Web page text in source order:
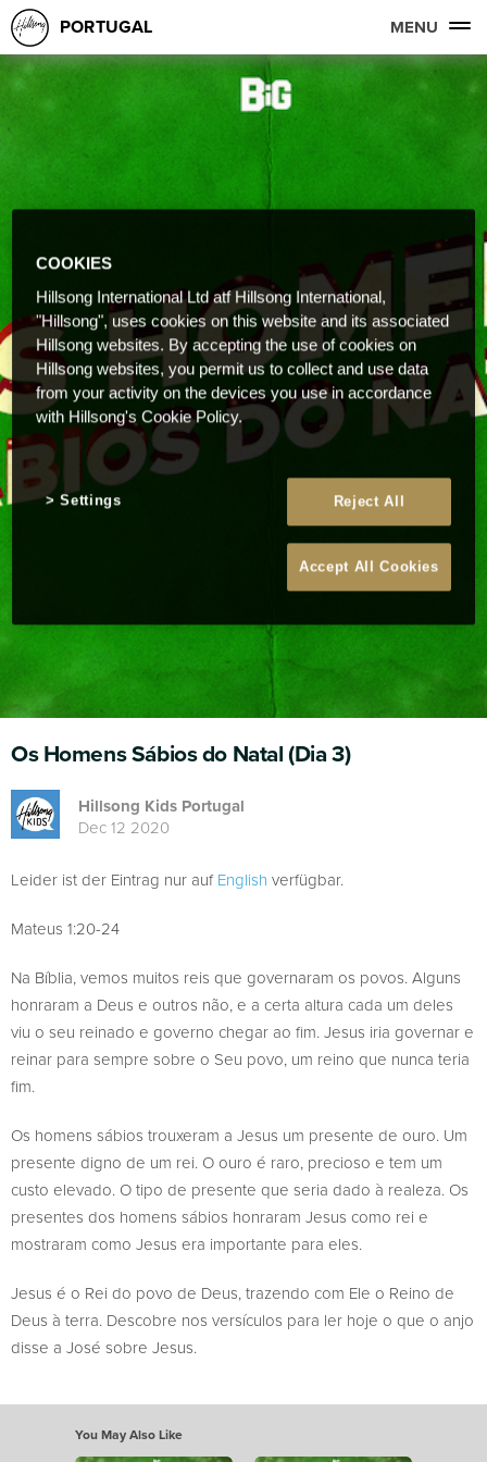
PORTUGAL MENU
Os Homens Sábios do Natal (Dia 3)
Hillsong Kids Portugal
Dec 12 2020
Leider ist der Eintrag nur aufEnglish verfügbar.
Mateus 1:20-24
Na Bíblia, vemos muitos reis que governaram os povos. Alguns
honraram a Deus e outros não, e a certa altura cada um deles
viu o seu reinado e governo chegar ao fim. Jesus iria governar e
reinar para sempre sobre o Seu povo, um reino que nunca teria
fim.
Os homens sábios trouxeram a Jesus um presente de ouro. Um
presente digno de um rei. O ouro é raro, precioso e tem um
custo elevado. O tipo de presente que seria dado à realeza. Os
presentes dos homens sábios honraram Jesus como rei e
mostraram como Jesus era importante para eles.
Jesus é o Rei do povo de Deus, trazendo com Ele o Reino de
Deus à terra. Descobre nos versículos para ler hoje o que o anjo
disse a José sobre Jesus.
You May Also Like
COOKIES
Hillsong International Ltd atf Hillsong International,
"Hillsong", uses cookies on this website and its associated
Hillsong websites. By accepting the use of cookies on
Hillsong websites, you permit us to collect and use data
from your activity on the devices you use in accordance
with Hillsong's Cookie Policy.
Reject All
Accept All Cookies
Settings